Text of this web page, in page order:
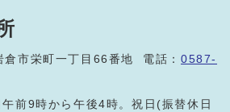
市栄町一丁目66番地 電話：0587-
午前9時から午後4時。祝日(振替休日